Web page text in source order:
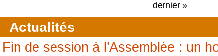
dernier »
Actualités
Fin de session à l’Assemblée : un